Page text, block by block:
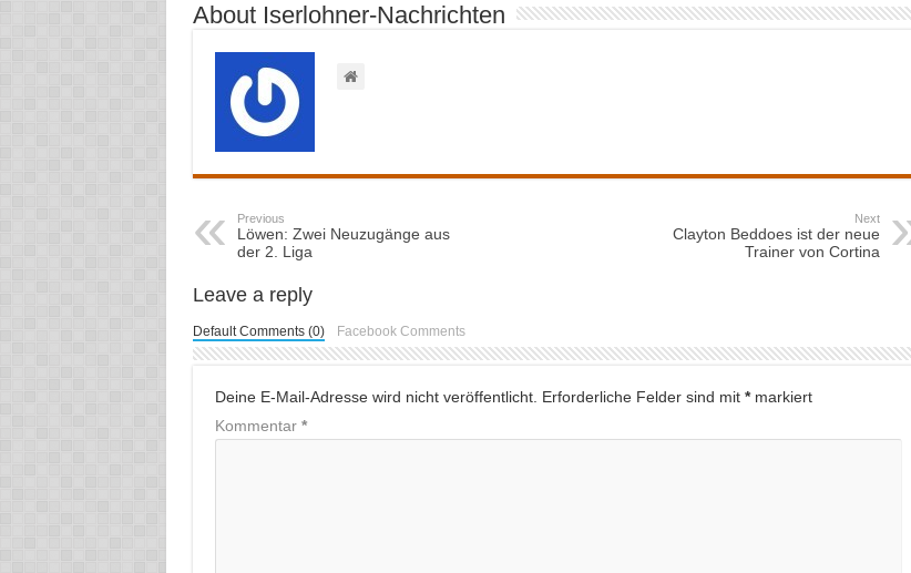
About Iserlohner-Nachrichten
Previous
Löwen: Zwei Neuzugänge aus
der 2. Liga
Next
Clayton Beddoes ist der neue
Trainer von Cortina
Leave a reply
Default Comments (0) Facebook Comments
Deine E-Mail-Adresse wird nicht veröffentlicht. Erforderliche Felder sind mit *markiert
Kommentar *